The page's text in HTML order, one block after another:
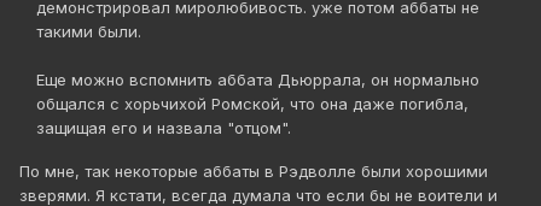
демонстрировал миролюбивость. уже потом аббаты не
такими были.
Еще можно вспомнить аббата Дьюррала, он нормально
общался с хорьчихой Ромской, что она даже погибла,
защищая его и назвала "отцом".
По мне, так некоторые аббаты в Рэдволле были хорошими
зверями. Я кстати, всегда думала что если бы не воители и